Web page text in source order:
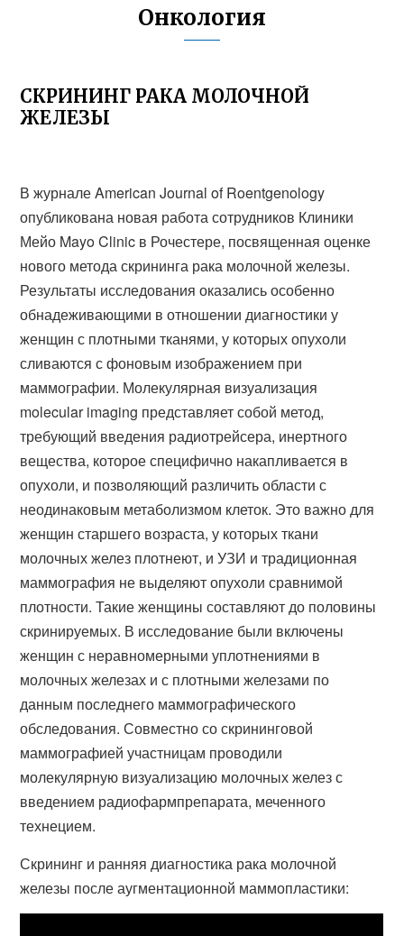
Онкология
СКРИНИНГ РАКА МОЛОЧНОЙ
ЖЕЛЕЗЫ
В журнале American Journal of Roentgenology
опубликована новая работа сотрудников Клиники
Мейо Mayo Clinic в Рочестере, посвященная оценке
нового метода скрининга рака молочной железы.
Результаты исследования оказались особенно
обнадеживающими в отношении диагностики у
женщин с плотными тканями, у которых опухоли
сливаются с фоновым изображением при
маммографии. Молекулярная визуализация
molecular imaging представляет собой метод,
требующий введения радиотрейсера, инертного
вещества, которое специфично накапливается в
опухоли, и позволяющий различить области с
неодинаковым метаболизмом клеток. Это важно для
женщин старшего возраста, у которых ткани
молочных желез плотнеют, и УЗИ и традиционная
маммография не выделяют опухоли сравнимой
плотности. Такие женщины составляют до половины
скринируемых. В исследование были включены
женщин с неравномерными уплотнениями в
молочных железах и с плотными железами по
данным последнего маммографического
обследования. Совместно со скрининговой
маммографией участницам проводили
молекулярную визуализацию молочных желез с
введением радиофармпрепарата, меченного
технецием.
Скрининг и ранняя диагностика рака молочной
железы после аугментационной маммопластики: